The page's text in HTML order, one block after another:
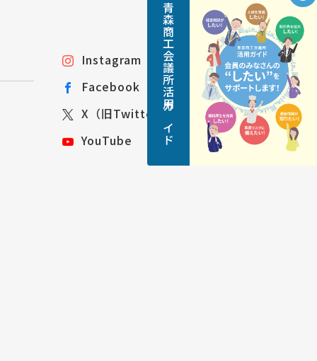
青森商工会議所活用ガイド
Instagram
Facebook
X（旧Twitter）
YouTube